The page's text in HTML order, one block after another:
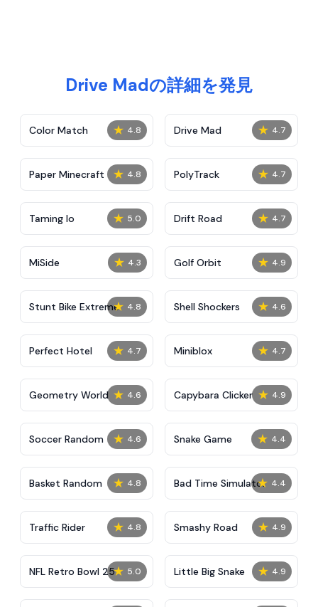
Drive Madの詳細を発見
★ 4.8
Color Match ★ 4.7
Drive Mad
★ 4.8
Paper Minecraft ★ 4.7
PolyTrack
★ 5.0
Taming Io ★ 4.7
Drift Road
★ 4.3
MiSide ★ 4.9
Golf Orbit
★ 4.8
Stunt Bike Extreme ★ 4.6
Shell Shockers
★ 4.7
Perfect Hotel ★ 4.7
Miniblox
★ 4.6
Geometry World ★ 4.9
Capybara Clicker
★ 4.6
Soccer Random ★ 4.4
Snake Game
★ 4.8
Basket Random ★ 4.4
Bad Time Simulator
★ 4.8
Traffic Rider ★ 4.9
Smashy Road
★ 5.0
NFL Retro Bowl 25 ★ 4.9
Little Big Snake